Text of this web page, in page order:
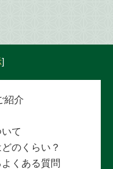
]
紹介
て
のくらい？
くある質問